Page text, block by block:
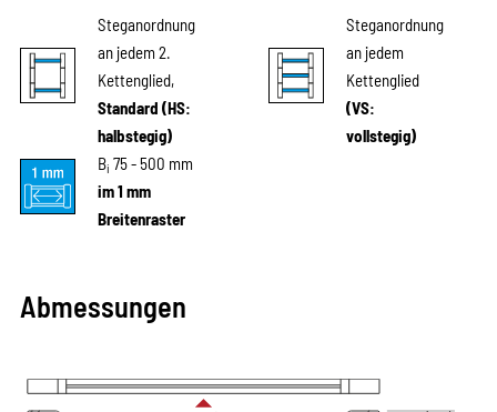
Steganordnung
an jedem 2.
Kettenglied,
Standard (HS:
halbstegig)
Steganordnung
an jedem
Kettenglied
(VS:
vollstegig)
Bi 75 - 500 mm
im 1 mm
Breitenraster
Abmessungen